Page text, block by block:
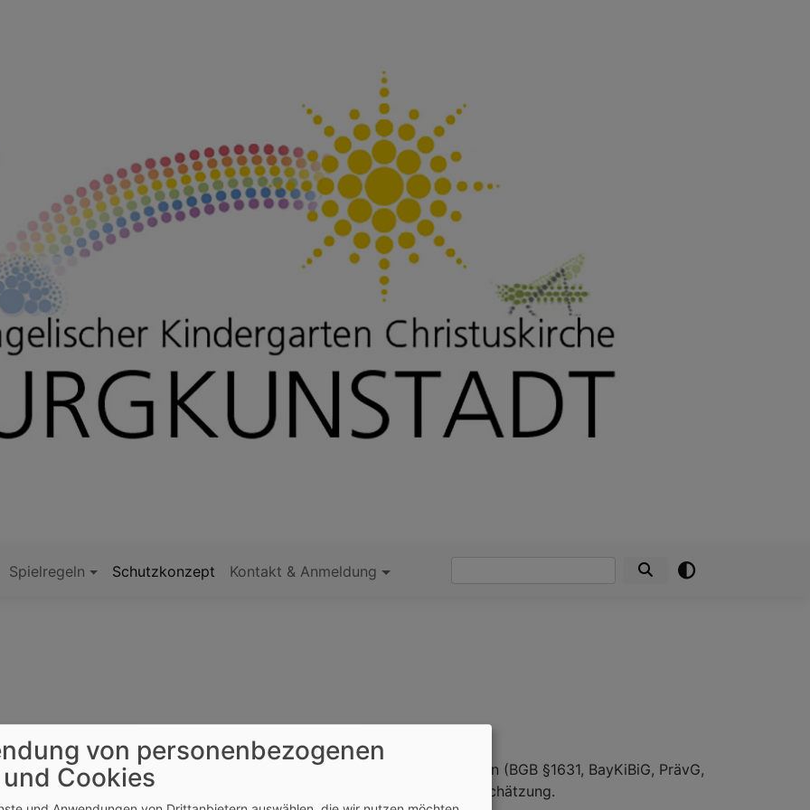
Spielregeln Schutzkonzept Kontakt & Anmeldung
eigenen Persönlichkeit sind für uns mehr als gesetzliche Regelungen (BGB §1631, BayKiBiG, PrävG,
Arbeitens. So bieten wir Kindern Orte der Sicherheit und Wertschätzung.
von personenbezogenen
Cookies